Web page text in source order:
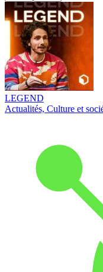
LEGEND
Actualités, Culture et